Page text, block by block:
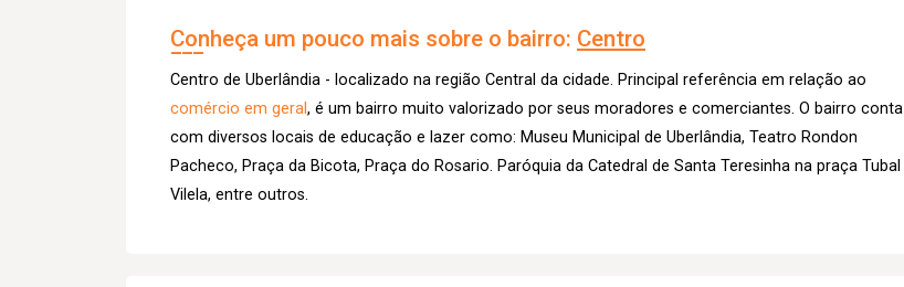
Conheça um pouco mais sobre o bairro: Centro
Centro de Uberlândia - localizado na região Central da cidade. Principal referência em relação ao
comércio em geral, é um bairro muito valorizado por seus moradores e comerciantes. O bairro conta
com diversos locais de educação e lazer como: Museu Municipal de Uberlândia, Teatro Rondon
Pacheco, Praça da Bicota, Praça do Rosario. Paróquia da Catedral de Santa Teresinha na praça Tubal
Vilela, entre outros.